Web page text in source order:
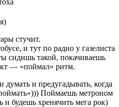
стучит.
и тут по радио у газелиста
сидишь такой, покачиваешь
— «поймал» ритм.
и предугадывать, когда
Поймаешь метроном
и будешь хренячить мега рок)